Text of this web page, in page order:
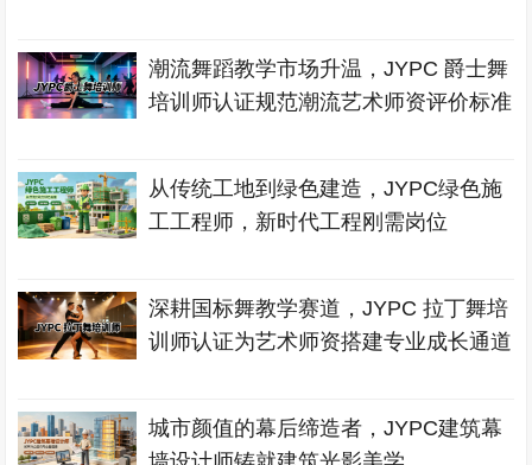
潮流舞蹈教学市场升温，JYPC 爵士舞
培训师认证规范潮流艺术师资评价标准
从传统工地到绿色建造，JYPC绿色施
工工程师，新时代工程刚需岗位
深耕国标舞教学赛道，JYPC 拉丁舞培
训师认证为艺术师资搭建专业成长通道
城市颜值的幕后缔造者，JYPC建筑幕